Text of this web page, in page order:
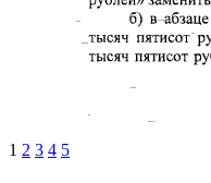
1 2 3 4 5